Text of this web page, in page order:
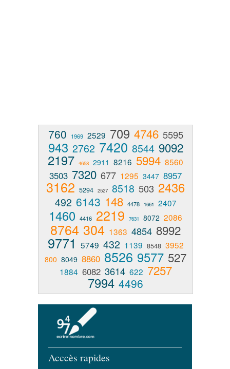
760 1969 2529 709 4746 5595
943 2762 7420 8544 9092
2197 4658 2911 8216 5994 8560
3503 7320 677 1295 3447 8957
3162 5294 2527 8518 503 2436
492 6143 148 4478 1661 2407
1460 4416 2219 7631 8072 2086
8764 304 1363 4854 8992
9771 5749 432 1139 8548 3952
800 8049 8860 8526 9577 527
1884 6082 3614 622 7257
7994 4496
Acccès rapides